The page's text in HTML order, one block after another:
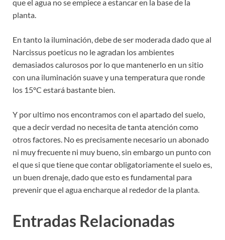
que el agua no se empiece a estancar en la base de la
planta.
En tanto la iluminación, debe de ser moderada dado que al
Narcissus poeticus no le agradan los ambientes
demasiados calurosos por lo que mantenerlo en un sitio
con una iluminación suave y una temperatura que ronde
los 15ºC estará bastante bien.
Y por ultimo nos encontramos con el apartado del suelo,
que a decir verdad no necesita de tanta atención como
otros factores. No es precisamente necesario un abonado
ni muy frecuente ni muy bueno, sin embargo un punto con
el que si que tiene que contar obligatoriamente el suelo es,
un buen drenaje, dado que esto es fundamental para
prevenir que el agua encharque al rededor de la planta.
Entradas Relacionadas